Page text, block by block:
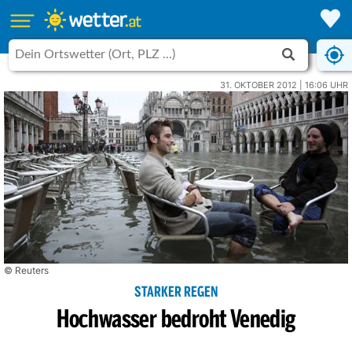
31. OKTOBER 2012 | 16:06 UHR
© Reuters
STARKER REGEN
Hochwasser bedroht Venedig